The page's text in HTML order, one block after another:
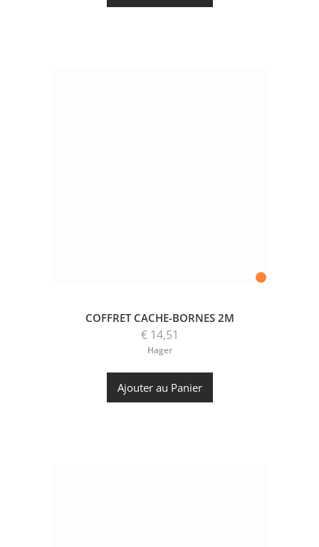
COFFRET CACHE-BORNES 2M
€ 14,51
Hager
Ajouter au Panier